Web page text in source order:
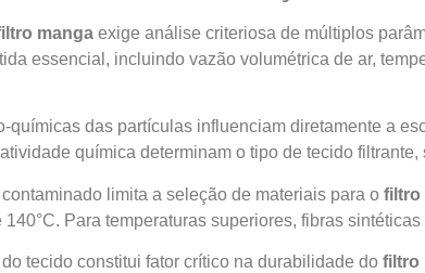
manga exige análise criteriosa de múltiplos
essencial, incluindo vazão volumétrica de ar,
químicas das partículas influenciam diretamente a
química determinam o tipo de tecido
limita a seleção de materiais para o filtro
Para temperaturas superiores, fibras
tecido constitui fator crítico na durabilidade do filtro